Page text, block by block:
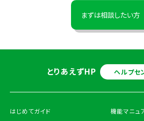
まずは相談したい方
とりあえずHP ヘルプセ
はじめてガイド 機能マニュ